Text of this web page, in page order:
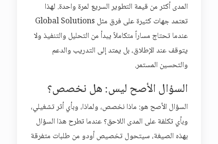
المدى أكثر من قيمة التطوير السريع لمرة واحدة. لهذا
تعتمد جهات كثيرة على فرق مثل Global Solutions
عندما تحتاج مساراً متكاملاً يبدأ من التحليل والتنفيذ ولا
يتوقف عند الإطلاق، بل يمتد إلى التدريب والدعم
والتحسين المستمر.
السؤال الأصح ليس: هل نخصص؟
السؤال الأصح هو: ماذا نخصص، ولماذا، وبأي أثر تشغيلي،
وبأي تكلفة على المدى اللاحق؟ عندما تطرح هذا السؤال
بهذه الصيغة، سيتحول تخصيص أودو من طلبات متفرقة